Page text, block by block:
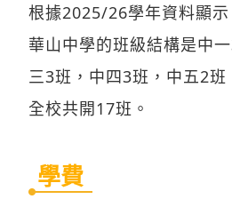
根據2025/26學年資料顯
華山中學的班級結構是中
三3班，中四3班，中五2
全校共開17班。
學費